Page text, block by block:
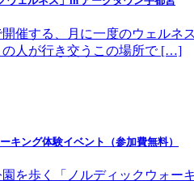
催する、月に一度のウェル
人が行き交うこの場所で […]
キング体験イベント（参加費無料）
を歩く「ノルディックウォー